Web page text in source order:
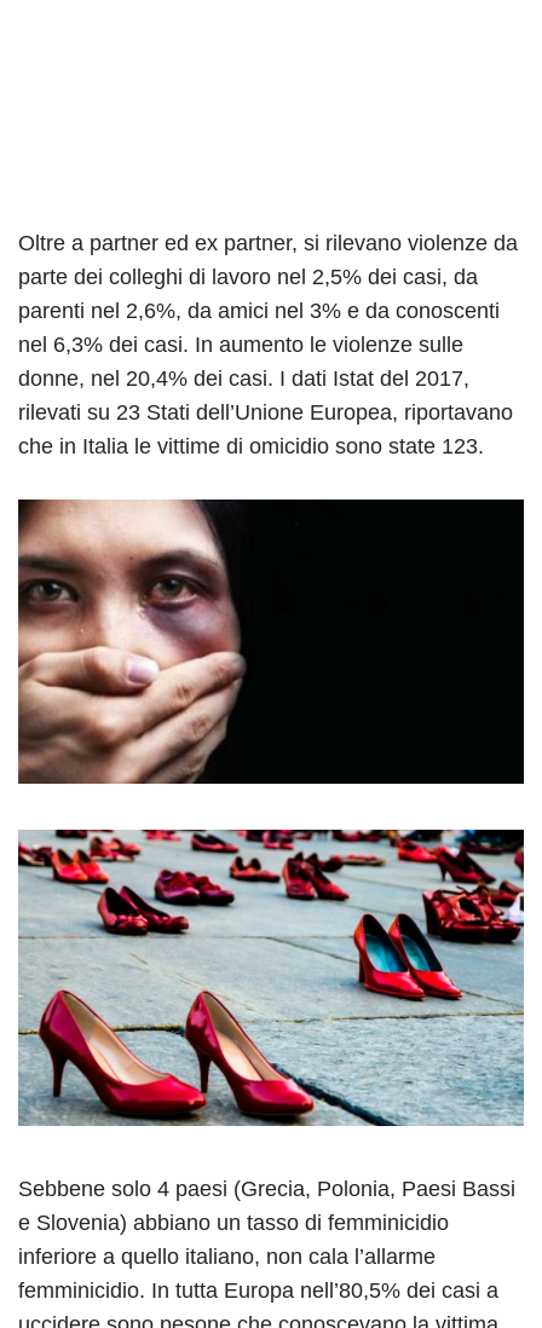
Oltre a partner ed ex partner, si rilevano violenze da
parte dei colleghi di lavoro nel 2,5% dei casi, da
parenti nel 2,6%, da amici nel 3% e da conoscenti
nel 6,3% dei casi. In aumento le violenze sulle
donne, nel 20,4% dei casi. I dati Istat del 2017,
rilevati su 23 Stati dell’Unione Europea, riportavano
che in Italia le vittime di omicidio sono state 123.
Sebbene solo 4 paesi (Grecia, Polonia, Paesi Bassi
e Slovenia) abbiano un tasso di femminicidio
inferiore a quello italiano, non cala l’allarme
femminicidio. In tutta Europa nell’80,5% dei casi a